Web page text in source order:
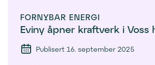
FORNYBAR ENERGI
Eviny åpner kraftverk i Voss
Publisert 16. september 2025